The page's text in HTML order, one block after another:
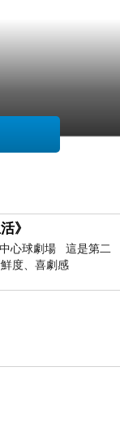
釘釦毛呢大
》
心球劇場 這是第二
度、喜劇感